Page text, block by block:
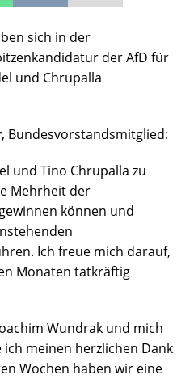
sich in der
der AfD für
und Chrupalla
, Bundesvorstandsmitglied:
und Tino Chrupalla zu
Mehrheit der
können und
Ich freue mich darauf,
Monaten tatkräftig
Wundrak und mich
meinen herzlichen Dank
Wochen haben wir eine